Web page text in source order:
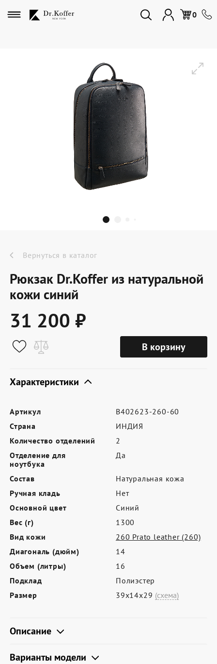
0
Избранное
Дорожная коллекция
Мужская коллекция
Женская коллекция
Подарки и сувениры
Подарочные карты
Dr.Koffer Outlet
Новинки
Акции
О компании
Условия доставки
Сертификат Dr.Koffer
Где купить
Партнерам
Контакты
Программа лояльности
Политика обработки персональных
данных
Вернуться в каталог
Рюкзак Dr.Koffer из натуральной
кожи синий
31 200 ₽
В корзину
Характеристики
Артикул
B402623-260-60
Страна
ИНДИЯ
Количество отделений
2
Отделение для
ноутбука
Да
Состав
Натуральная кожа
Ручная кладь
Нет
Основной цвет
Синий
Вес (г)
1300
Вид кожи
260 Prato leather (260)
Диагональ (дюйм)
14
Объем (литры)
16
Подклад
Полиэстер
Размер
39х14х29 (схема)
Описание
Варианты модели